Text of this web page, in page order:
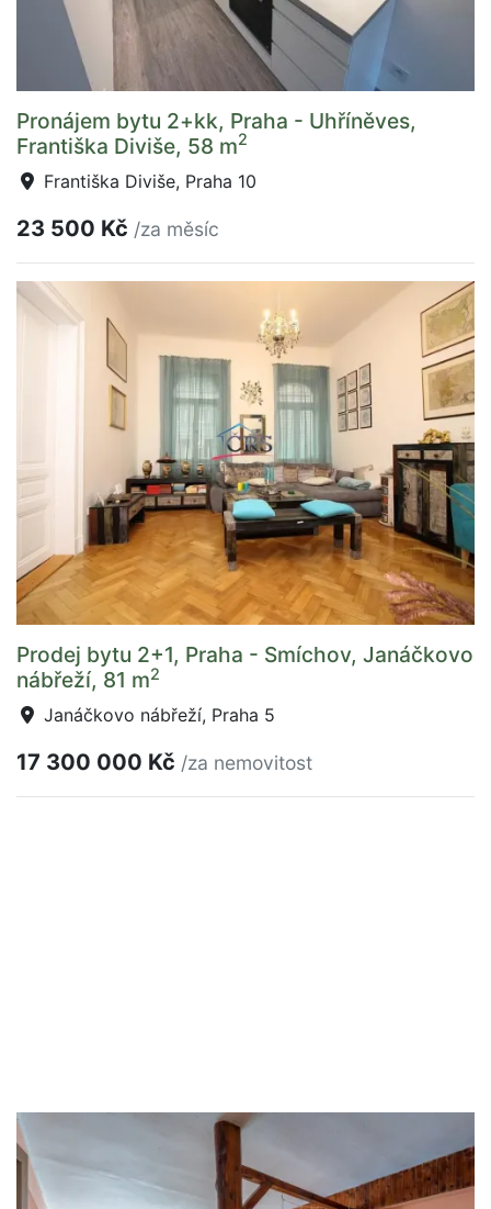
Pronájem bytu 2+kk, Praha - Uhříněves,
Františka Diviše, 58 m2
Františka Diviše, Praha 10
23 500 Kč /za měsíc
Prodej bytu 2+1, Praha - Smíchov, Janáčkovo
nábřeží, 81 m2
Janáčkovo nábřeží, Praha 5
17 300 000 Kč /za nemovitost